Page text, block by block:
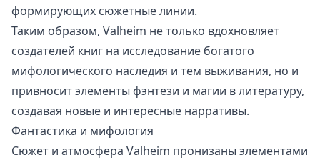
формирующих сюжетные линии.
Таким образом, Valheim не только вдохновляет
создателей книг на исследование богатого
мифологического наследия и тем выживания, но и
привносит элементы фэнтези и магии в литературу,
создавая новые и интересные нарративы.
Фантастика и мифология
Сюжет и атмосфера Valheim пронизаны элементами